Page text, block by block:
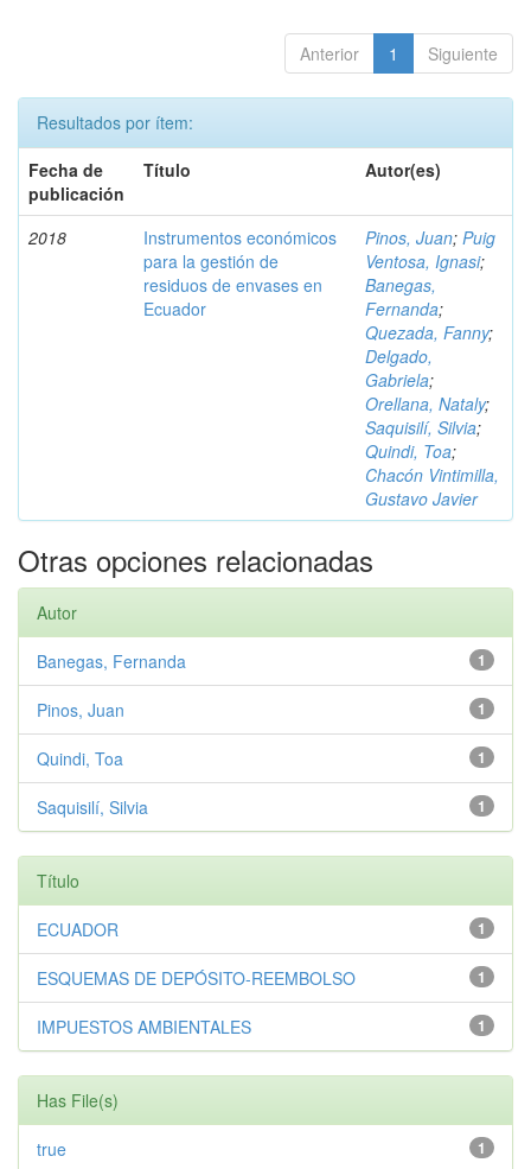
Anterior 1 Siguiente
Resultados por ítem:
Fecha de
publicación
Título Autor(es)
2018
Instrumentos económicos
para la gestión de
residuos de envases en
Ecuador
Pinos, Juan; Puig
Ventosa, Ignasi;
Banegas,
Fernanda;
Quezada, Fanny;
Delgado,
Gabriela;
Orellana, Nataly;
Saquisilí, Silvia;
Quindi, Toa;
Chacón Vintimilla,
Gustavo Javier
Otras opciones relacionadas
Autor
1
Banegas, Fernanda
1
Pinos, Juan
1
Quindi, Toa
1
Saquisilí, Silvia
Título
1
ECUADOR
1
ESQUEMAS DE DEPÓSITO-REEMBOLSO
1
IMPUESTOS AMBIENTALES
Has File(s)
1
true